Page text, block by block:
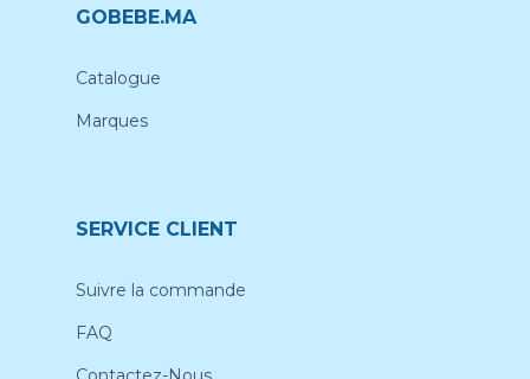
GOBEBE.MA
Catalogue
Marques
SERVICE CLIENT
Suivre la commande
FAQ